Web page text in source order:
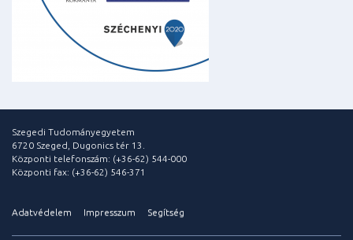
Szegedi Tudományegyetem
6720 Szeged, Dugonics tér 13.
Központi telefonszám: (+36-62) 544-000
Központi fax: (+36-62) 546-371
Adatvédelem Impresszum Segítség